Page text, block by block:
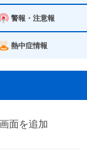
警報・注意報
熱中症情報
面を追加